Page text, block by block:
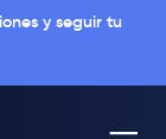
y seguir tu